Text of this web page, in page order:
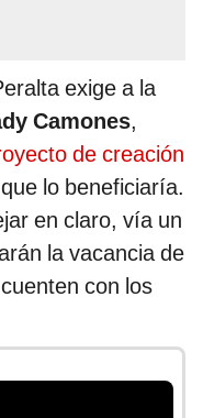
exige a la
Camones,
de creación
lo beneficiaría.
en claro, vía un
la vacancia de
con los